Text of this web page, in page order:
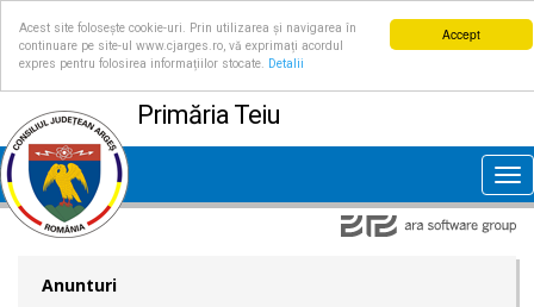
Accept
Acest site folosește cookie-uri. Prin utilizarea și navigarea în
continuare pe site-ul www.cjarges.ro, vă exprimați acordul
expres pentru folosirea informațiilor stocate.
Detalii
Primăria Teiu
Anunturi